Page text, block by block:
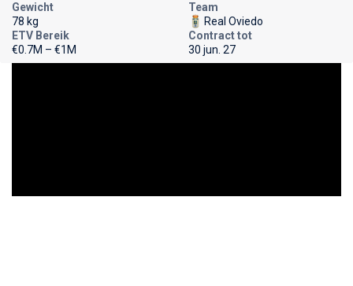
Gewicht
78 kg
Team
Real Oviedo
ETV Bereik
€0.7M – €1M
Contract tot
30 jun. 27